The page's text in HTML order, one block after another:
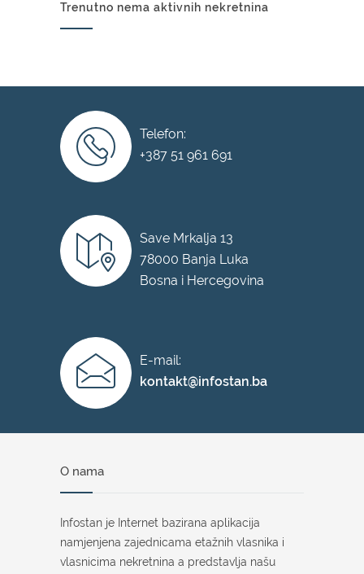
Trenutno nema aktivnih nekretnina
Telefon:
+387 51 961 691
Save Mrkalja 13
78000 Banja Luka
Bosna i Hercegovina
E-mail:
kontakt@infostan.ba
O nama
Infostan je Internet bazirana aplikacija
namjenjena zajednicama etažnih vlasnika i
vlasnicima nekretnina a predstavlja našu